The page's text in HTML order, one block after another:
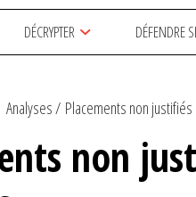
DÉCRYPTER DÉFENDRE
Analyses Placements non
non